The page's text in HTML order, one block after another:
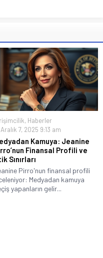
, Haberler
Aralık 7, 2025 9:13 am
Kamuya: Jeanine
Finansal Profili ve
Sınırları
Pirro'nun finansal profili
Medyadan kamuya
yapanların gelir...